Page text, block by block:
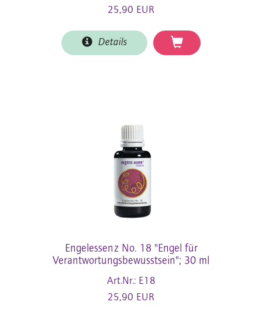
25,90 EUR
Details
Engelessenz No. 18 "Engel für
Verantwortungsbewusstsein"; 30 ml
Art.Nr.: E18
25,90 EUR